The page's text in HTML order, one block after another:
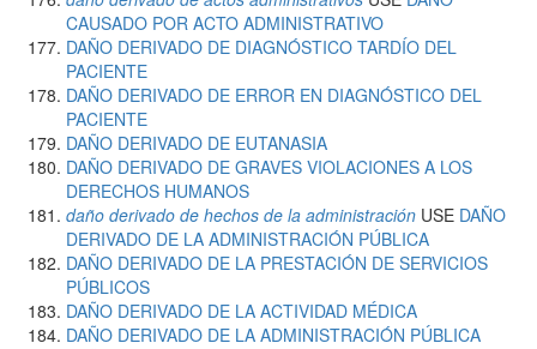
CAUSADO POR ACTO ADMINISTRATIVO
DAÑO DERIVADO DE DIAGNÓSTICO TARDÍO DEL
PACIENTE
DAÑO DERIVADO DE ERROR EN DIAGNÓSTICO DEL
PACIENTE
DAÑO DERIVADO DE EUTANASIA
DAÑO DERIVADO DE GRAVES VIOLACIONES A LOS
DERECHOS HUMANOS
daño derivado de hechos de la administración USE DAÑO
DERIVADO DE LA ADMINISTRACIÓN PÚBLICA
DAÑO DERIVADO DE LA PRESTACIÓN DE SERVICIOS
PÚBLICOS
DAÑO DERIVADO DE LA ACTIVIDAD MÉDICA
DAÑO DERIVADO DE LA ADMINISTRACIÓN PÚBLICA